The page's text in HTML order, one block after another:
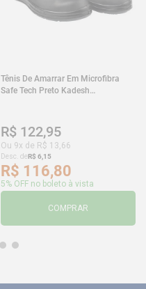
Tênis De Amarrar Em Microfibra
Safe Tech Preto Kadesh
R$ 122,95
Ou 9x de R$ 13,66
Desc. deR$ 6,15
R$ 116,80
5% OFF no boleto à vista
COMPRAR